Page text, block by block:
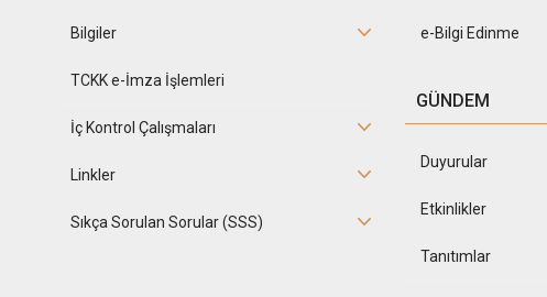
Bilgiler
TCKK e-İmza İşlemleri
İç Kontrol Çalışmaları
Linkler
Sıkça Sorulan Sorular (SSS)
e-Bilgi Edinme
GÜNDEM
Duyurular
Etkinlikler
Tanıtımlar